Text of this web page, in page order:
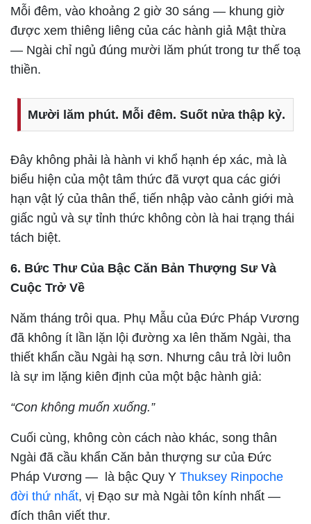
Mỗi đêm, vào khoảng 2 giờ 30 sáng — khung giờ
được xem thiêng liêng của các hành giả Mật thừa
— Ngài chỉ ngủ đúng mười lăm phút trong tư thế toạ
thiền.
Mười lăm phút. Mỗi đêm. Suốt nửa thập kỷ.
Đây không phải là hành vi khổ hạnh ép xác, mà là
biểu hiện của một tâm thức đã vượt qua các giới
hạn vật lý của thân thể, tiến nhập vào cảnh giới mà
giấc ngủ và sự tỉnh thức không còn là hai trạng thái
tách biệt.
6. Bức Thư Của Bậc Căn Bản Thượng Sư Và
Cuộc Trở Về
Năm tháng trôi qua. Phụ Mẫu của Đức Pháp Vương
đã không ít lần lặn lội đường xa lên thăm Ngài, tha
thiết khẩn cầu Ngài hạ sơn. Nhưng câu trả lời luôn
là sự im lặng kiên định của một bậc hành giả:
“Con không muốn xuống.”
Cuối cùng, không còn cách nào khác, song thân
Ngài đã cầu khẩn Căn bản thượng sư của Đức
Pháp Vương — là bậc Quy Y Thuksey Rinpoche
đời thứ nhất, vị Đạo sư mà Ngài tôn kính nhất —
đích thân viết thư.